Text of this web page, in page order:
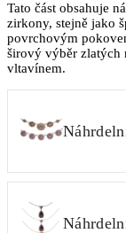
Tato část obsahuje
zirkony, stejně jako
povrchovým
širový výběr zlatých
vltavínem.